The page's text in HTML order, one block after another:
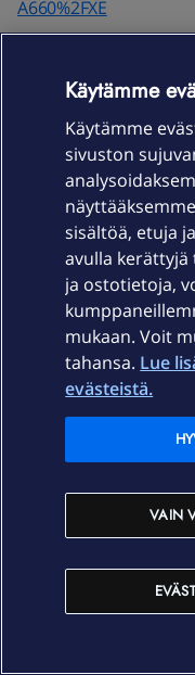
A660%2FXE
Pitäis saaha
Jaryo
https://elisa.fi/
4k-neo-qled-65?
Näin vanhemmalla
seuraaminen
näyttämään entistä
entisen telkan, joka
tammikuun lopussa.
Käytämme
Käytämme
sivuston
sisältöä, etuja
avulla
ja ostotietoja,
mukaan. Voit
tahansa. Lue
evästeistä.
VAIN